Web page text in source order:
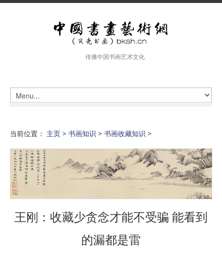
传播中国书画艺术文化
当前位置： 主页 > 书画知识 > 书画收藏知识 >
王刚：收藏少贪念才能不受骗 能看到
的漏都是雷